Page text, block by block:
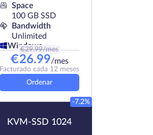
Space
100 GB SSD
Bandwidth
Unlimited
Windows
€29.99/mes
€26.99/mes
Facturado cada 12 meses
Ordenar
KVM-SSD 1024
-7.2%